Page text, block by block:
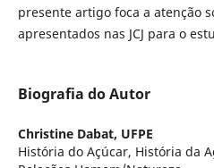
presente artigo foca a atenção
apresentados nas JCJ para o
Biografia do Autor
Christine Dabat, UFPE
História do Açúcar, História da